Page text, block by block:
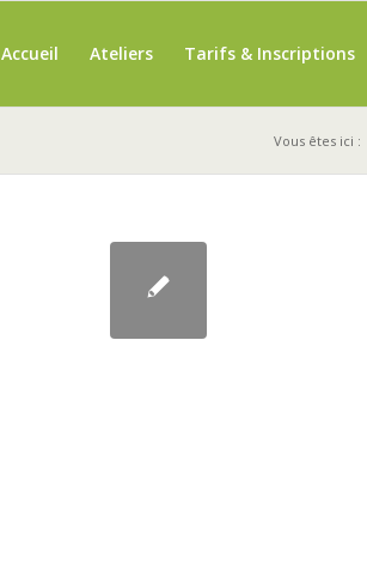
Accueil Ateliers Tarifs & Inscriptions
Vous êtes ici :